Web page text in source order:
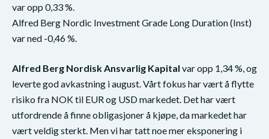
var opp 0,33 %.
Alfred Berg Nordic Investment Grade Long Duration (Inst)
var ned -0,46 %.
Alfred Berg Nordisk Ansvarlig Kapital var opp 1,34 %, og
leverte god avkastning i august. Vårt fokus har vært å flytte
risiko fra NOK til EUR og USD markedet. Det har vært
utfordrende å finne obligasjoner å kjøpe, da markedet har
vært veldig sterkt. Men vi har tatt noe mer eksponering i